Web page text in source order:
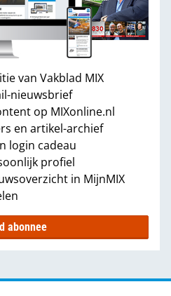
van Vakblad MIX
nieuwsbrief
op MIXonline.nl
en artikel-archief
login cadeau
profiel
in MijnMIX
abonnee